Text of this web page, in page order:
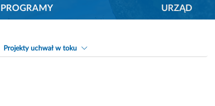
PROGRAMY
URZĄD
Projekty uchwał w toku